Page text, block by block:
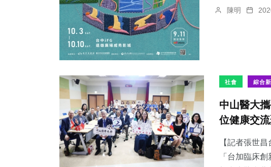
陳明
社會 綜合
中山醫大
位健康交
【記者張世
「台加臨床